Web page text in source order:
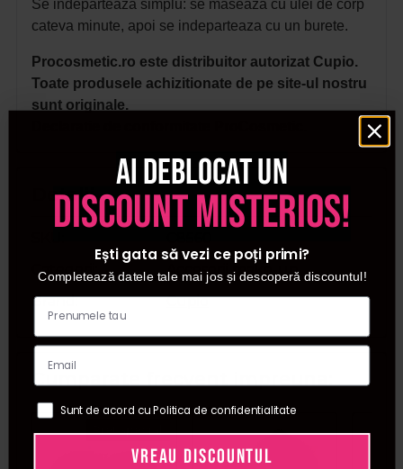
Se indeparteaza simplu: se maseaza cu ulei de corp
cateva minute, apoi se indeparteaza cu un burete.
Procosmetic.ro este distribuitor autorizat Cupio.
Toate produsele achizitionate de pe site-ul nostru
sunt originale.
Detalii
Categorii
Accesorii make-up
Brand
Cupio
Cumparate frecvent impreuna:
Ai deblocat un
discount misterios!
Ești gata să vezi ce poți primi?
Completează datele tale mai jos și descoperă discountul!
Sunt de acord cu Politica de confidentialitate
VREAU DISCOUNTUL